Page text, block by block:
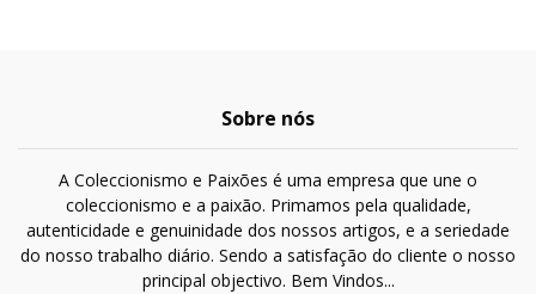
Sobre nós
A Coleccionismo e Paixões é uma empresa que une o
coleccionismo e a paixão. Primamos pela qualidade,
autenticidade e genuinidade dos nossos artigos, e a seriedade
do nosso trabalho diário. Sendo a satisfação do cliente o nosso
principal objectivo. Bem Vindos...